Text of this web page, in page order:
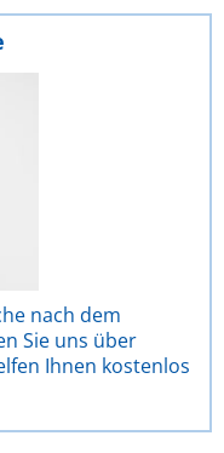
nach dem
Sie uns über
Ihnen kostenlos